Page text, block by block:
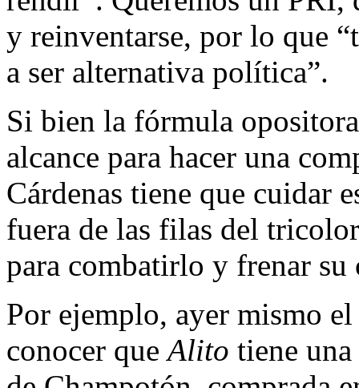
y reinventarse, por lo que
a ser alternativa política”.
Si bien la fórmula
alcance para hacer una
Cárdenas tiene que cuidar
fuera de las filas del
para combatirlo y frenar su
Por ejemplo, ayer mismo
conocer queAlito tiene